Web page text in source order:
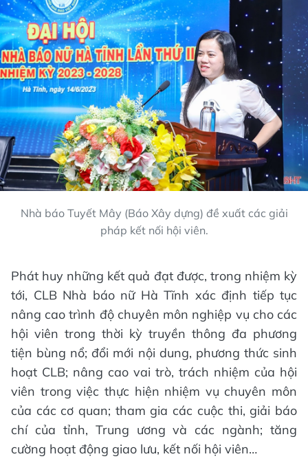
Nhà báo Tuyết Mây (Báo Xây dựng) đề xuất các giải
pháp kết nối hội viên.
Phát huy những kết quả đạt được, trong nhiệm kỳ
tới, CLB Nhà báo nữ Hà Tĩnh xác định tiếp tục
nâng cao trình độ chuyên môn nghiệp vụ cho các
hội viên trong thời kỳ truyền thông đa phương
tiện bùng nổ; đổi mới nội dung, phương thức sinh
hoạt CLB; nâng cao vai trò, trách nhiệm của hội
viên trong việc thực hiện nhiệm vụ chuyên môn
của các cơ quan; tham gia các cuộc thi, giải báo
chí của tỉnh, Trung ương và các ngành; tăng
cường hoạt động giao lưu, kết nối hội viên…